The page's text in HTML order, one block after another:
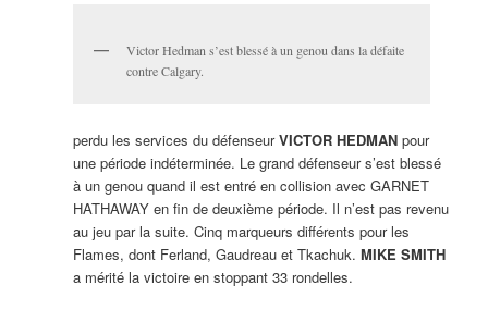
Victor Hedman s’est blessé à un genou dans la défaite
contre Calgary.
perdu les services du défenseurVICTOR HEDMANpour
une période indéterminée. Le grand défenseur s’est blessé
à un genou quand il est entré en collision avec GARNET
HATHAWAY en fin de deuxième période. Il n’est pas revenu
au jeu par la suite. Cinq marqueurs différents pour les
Flames, dont Ferland, Gaudreau et Tkachuk. MIKE SMITH
a mérité la victoire en stoppant 33 rondelles.